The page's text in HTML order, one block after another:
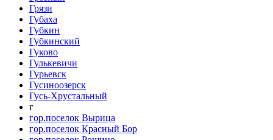
Грязи
Губаха
Губкин
Губкинский
Гуково
Гулькевичи
Гурьевск
Гусиноозерск
Гусь-Хрустальный
г
гор.поселок Вырица
гор.поселок Красный Бор